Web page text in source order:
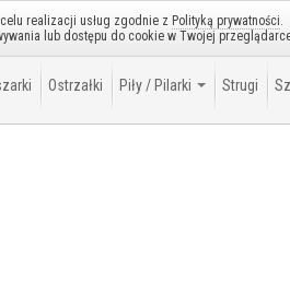
Ostrzałki Piły / Pilarki Strugi
realizacji usług zgodnie z Polityką prywatności.
lub dostępu do cookie w Twojej